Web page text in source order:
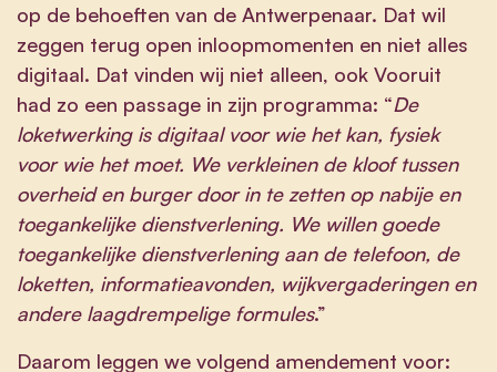
op de behoeften van de Antwerpenaar. Dat wil
zeggen terug open inloopmomenten en niet alles
digitaal. Dat vinden wij niet alleen, ook Vooruit
had zo een passage in zijn programma: “De
loketwerking is digitaal voor wie het kan, fysiek
voor wie het moet. We verkleinen de kloof tussen
overheid en burger door in te zetten op nabije en
toegankelijke dienstverlening. We willen goede
toegankelijke dienstverlening aan de telefoon, de
loketten, informatieavonden, wijkvergaderingen en
andere laagdrempelige formules.”
Daarom leggen we volgend amendement voor: